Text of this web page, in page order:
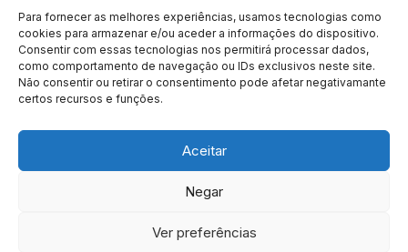
Para fornecer as melhores experiências, usamos tecnologias como
cookies para armazenar e/ou aceder a informações do dispositivo.
Consentir com essas tecnologias nos permitirá processar dados,
como comportamento de navegação ou IDs exclusivos neste site.
Não consentir ou retirar o consentimento pode afetar negativamante
certos recursos e funções.
Aceitar
Negar
Ver preferências
Contacto
Submete a Tua Música
Publicidade
Apoiar o Projeto